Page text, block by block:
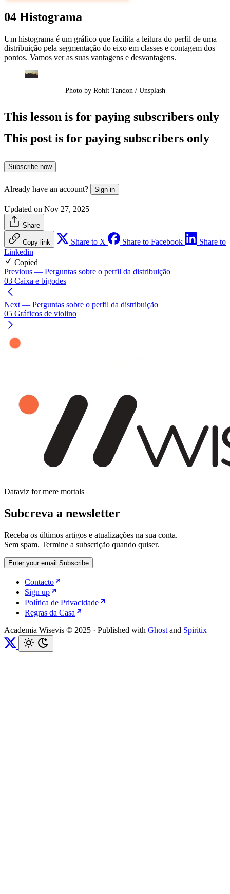
04 Histograma
Um histograma é um gráfico que facilita a leitura do perfil de uma
distribuição pela segmentação do eixo em classes e contagem dos
pontos. Vamos ver as suas vantagens e desvantagens.
Photo by Rohit Tandon / Unsplash
This lesson is for paying subscribers only
This post is for paying subscribers only
Subscribe now
Already have an account? Sign in
Updated on Nov 27, 2025
Share
Copy link Share to X Share to Facebook
Share to
Linkedin
Copied
Previous — Perguntas sobre o perfil da distribuição
03 Caixa e bigodes
Next — Perguntas sobre o perfil da distribuição
05 Gráficos de violino
Dataviz for mere mortals
Subcreva a newsletter
Receba os últimos artigos e atualizações na sua conta.
Sem spam. Termine a subscrição quando quiser.
Enter your email Subscribe
Contacto
Sign up
Política de Privacidade
Regras da Casa
Academia Wisevis © 2025 · Published with Ghost and Spiritix